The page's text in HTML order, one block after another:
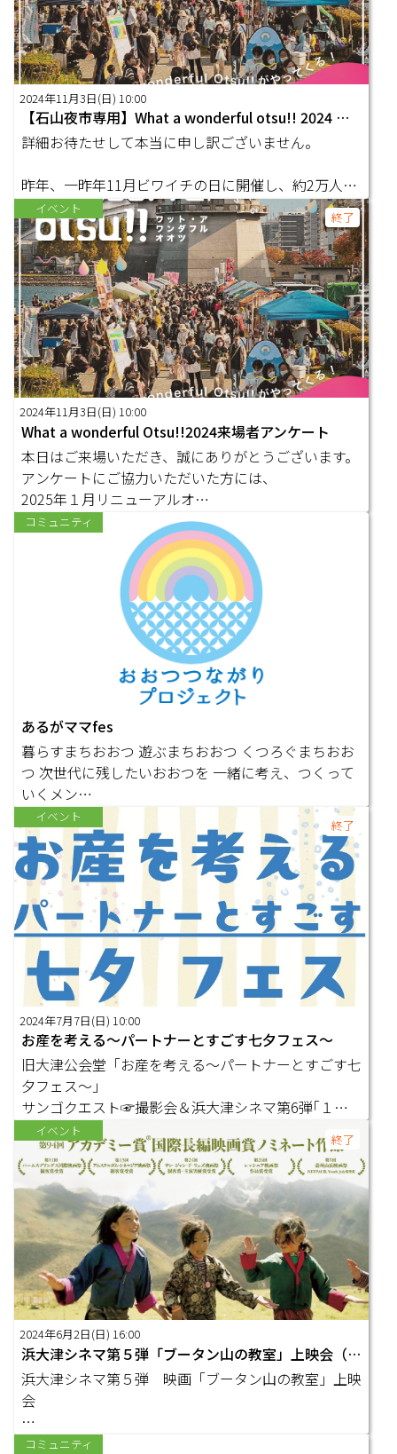
2024年11月3日(日) 10:00
【石山夜市専用】What a wonderful otsu!! 2024 出店者募集☆
詳細お待たせして本当に申し訳ございません。
昨年、一昨年11月ビワイチの日に開催し、約2万人に
来場いただきました「…
イベント
終了
2024年11月3日(日) 10:00
What a wonderful Otsu!!2024来場者アンケート
本日はご来場いただき、誠にありがとうございます。
アンケートにご協力いただいた方には、
2025年１月リニューアルオ…
コミュニティ
あるがママfes
暮らすまちおおつ 遊ぶまちおおつ くつろぐまちおお
つ 次世代に残したいおおつを 一緒に考え、つくって
いくメン…
イベント
終了
2024年7月7日(日) 10:00
お産を考える～パートナーとすごす七夕フェス～
旧大津公会堂「お産を考える～パートナーとすごす七
夕フェス～」
サンゴクエスト☞撮影会＆浜大津シネマ第6弾｢１％
の風景｣…
イベント
終了
2024年6月2日(日) 16:00
浜大津シネマ第５弾「ブータン山の教室」上映会（同時開催：旧大津公会堂ヨガフェスティバル）
浜大津シネマ第５弾 映画「ブータン山の教室」上映
会
〇日時：２０２４年6月2日㈰１６：００～１７：５
コミュニティ